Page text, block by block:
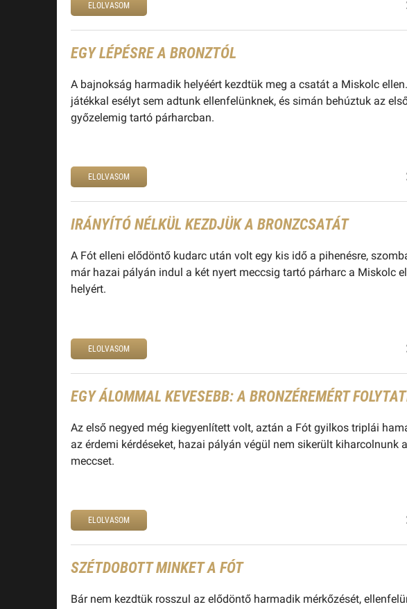
ELOLVASOM
EGY LÉPÉSRE A BRONZTÓL
A bajnokság harmadik helyéért kezdtük meg a csatát a Miskolc
játékkal esélyt sem adtunk ellenfelünknek, és simán behúztuk az
győzelemig tartó párharcban.
ELOLVASOM
IRÁNYÍTÓ NÉLKÜL KEZDJÜK A BRONZCSATÁT
A Fót elleni elődöntő kudarc után volt egy kis idő a pihenésre,
már hazai pályán indul a két nyert meccsig tartó párharc a Miskolc
helyért.
ELOLVASOM
EGY ÁLOMMAL KEVESEBB: A BRONZÉREMÉRT
Az első negyed még kiegyenlített volt, aztán a Fót gyilkos triplái
az érdemi kérdéseket, hazai pályán végül nem sikerült kiharcolnunk
meccset.
ELOLVASOM
SZÉTDOBOTT MINKET A FÓT
Bár nem kezdtük rosszul az elődöntő harmadik mérkőzését,